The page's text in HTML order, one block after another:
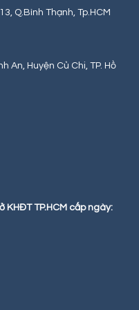
Q.Bình Thạnh, Tp.HCM
An, Huyện Củ Chi, TP. Hồ
KHĐT TP.HCM cấp ngày: